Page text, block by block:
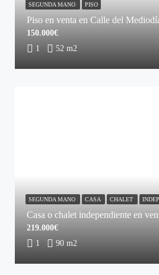
Piso en venta en Calle del
1 52 m2
150.000€
SEGUNDA MANO PISO
1 90 m2
219.000€
SEGUNDA MANO CASA CHALET